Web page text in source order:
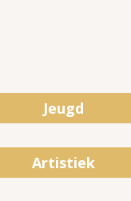
Jeugd
Artistiek